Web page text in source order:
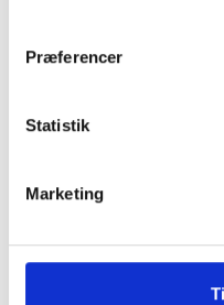
Præferencer
Statistik
Marketing
I samme serie findes alt
SE OGSÅ DENNE